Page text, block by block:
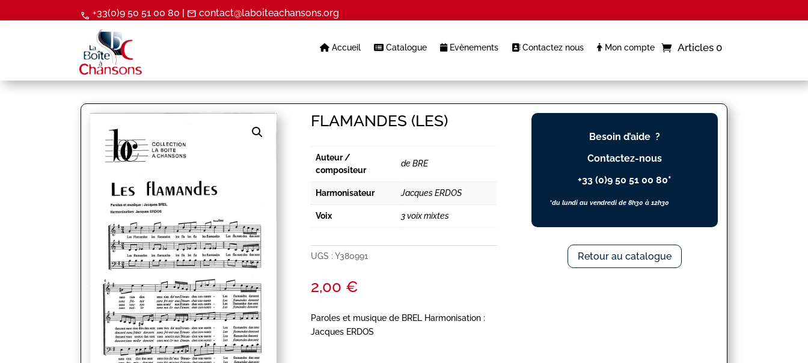
call +33(0)9 50 51 00 80 | mail contact@laboiteachansons.org
Accueil Catalogue Evènements Contactez nous Mon compte Articles 0
FLAMANDES (LES)
Auteur /
compositeur
de BRE
Harmonisateur Jacques ERDOS
Voix 3 voix mixtes
UGS :Y380991
2,00 €
Paroles et musique de BREL Harmonisation :
Jacques ERDOS
Besoin d’aide ?
Contactez-nous
+33 (0)9 50 51 00 80*
*du lundi au vendredi de 8h30 à 12h30
Retour au catalogue